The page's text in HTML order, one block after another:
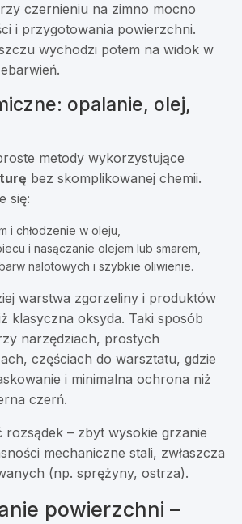
czernieniu na zimno mocno
i przygotowania powierzchni.
wychodzi potem na widok w
opalanie, olej,
metody wykorzystujące
bez skomplikowanej chemii.
się:
i chłodzenie w oleju,
i nasączanie olejem lub smarem,
nalotowych i szybkie oliwienie.
warstwa zgorzeliny i produktów
klasyczna oksyda. Taki sposób
narzędziach, prostych
częściach do warsztatu, gdzie
i minimalna ochrona niż
czerń.
rozsądek – zbyt wysokie grzanie
mechaniczne stali, zwłaszcza
(np. sprężyny, ostrza).
powierzchni –